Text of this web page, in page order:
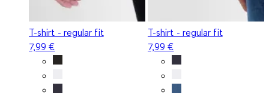
T-shirt - regular fit
7,99 €
T-shirt - regular fit
7,99 €